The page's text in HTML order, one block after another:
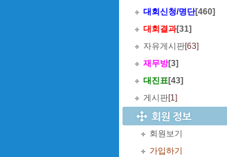
대회신청/명단[460]
대회결과[31]
자유게시판[63]
재무방[3]
대진표[43]
게시판[1]
회원보기
가입하기